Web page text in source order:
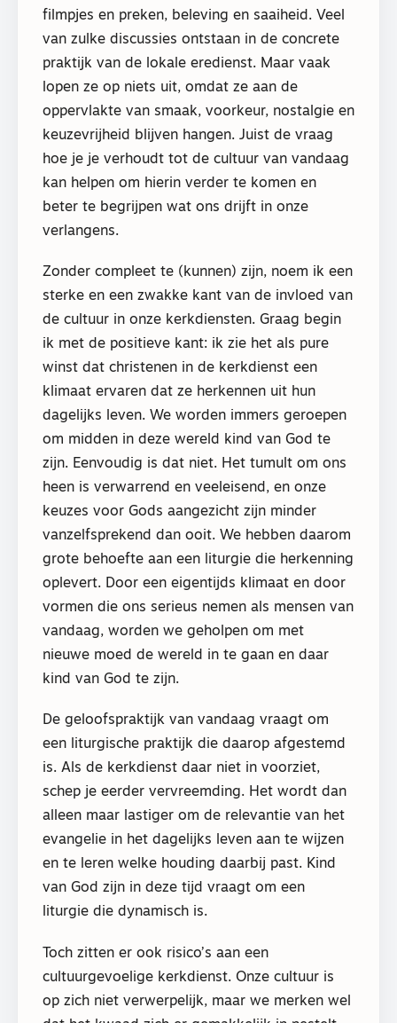
filmpjes en preken, beleving en saaiheid. Veel
van zulke discussies ontstaan in de concrete
praktijk van de lokale eredienst. Maar vaak
lopen ze op niets uit, omdat ze aan de
oppervlakte van smaak, voorkeur, nostalgie en
keuzevrijheid blijven hangen. Juist de vraag
hoe je je verhoudt tot de cultuur van vandaag
kan helpen om hierin verder te komen en
beter te begrijpen wat ons drijft in onze
verlangens.
Zonder compleet te (kunnen) zijn, noem ik een
sterke en een zwakke kant van de invloed van
de cultuur in onze kerkdiensten. Graag begin
ik met de positieve kant: ik zie het als pure
winst dat christenen in de kerkdienst een
klimaat ervaren dat ze herkennen uit hun
dagelijks leven. We worden immers geroepen
om midden in deze wereld kind van God te
zijn. Eenvoudig is dat niet. Het tumult om ons
heen is verwarrend en veeleisend, en onze
keuzes voor Gods aangezicht zijn minder
vanzelfsprekend dan ooit. We hebben daarom
grote behoefte aan een liturgie die herkenning
oplevert. Door een eigentijds klimaat en door
vormen die ons serieus nemen als mensen van
vandaag, worden we geholpen om met
nieuwe moed de wereld in te gaan en daar
kind van God te zijn.
De geloofspraktijk van vandaag vraagt om
een liturgische praktijk die daarop afgestemd
is. Als de kerkdienst daar niet in voorziet,
schep je eerder vervreemding. Het wordt dan
alleen maar lastiger om de relevantie van het
evangelie in het dagelijks leven aan te wijzen
en te leren welke houding daarbij past. Kind
van God zijn in deze tijd vraagt om een
liturgie die dynamisch is.
Toch zitten er ook risico’s aan een
cultuurgevoelige kerkdienst. Onze cultuur is
op zich niet verwerpelijk, maar we merken wel